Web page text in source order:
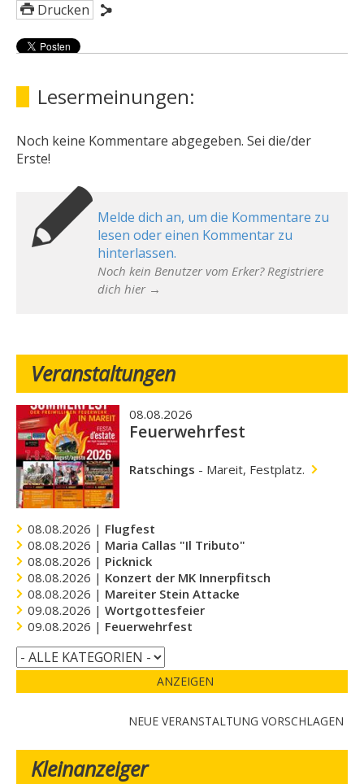
Drucken
Lesermeinungen:
Noch keine Kommentare abgegeben. Sei die/der
Erste!
Melde dich an, um die Kommentare zu
lesen oder einen Kommentar zu
hinterlassen.
Noch kein Benutzer vom Erker? Registriere
dich hier →
Veranstaltungen
08.08.2026
Feuerwehrfest
Ratschings - Mareit, Festplatz.
08.08.2026 | Flugfest
08.08.2026 | Maria Callas "Il Tributo"
08.08.2026 | Picknick
08.08.2026 | Konzert der MK Innerpfitsch
08.08.2026 | Mareiter Stein Attacke
09.08.2026 | Wortgottesfeier
09.08.2026 | Feuerwehrfest
ANZEIGEN
NEUE VERANSTALTUNG VORSCHLAGEN
Kleinanzeiger